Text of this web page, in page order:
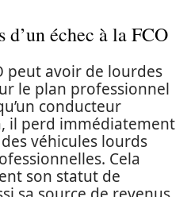
d’un échec à la FCO
peut avoir de lourdes
le plan professionnel
conducteur
il perd immédiatement
véhicules lourds
Cela
son statut de